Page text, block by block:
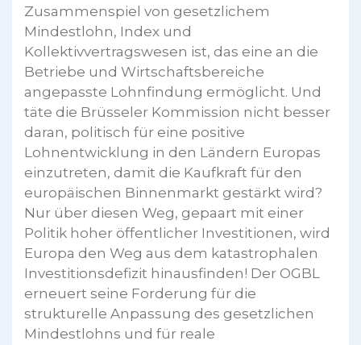
Zusammenspiel von gesetzlichem
Mindestlohn, Index und
Kollektivvertragswesen ist, das eine an die
Betriebe und Wirtschaftsbereiche
angepasste Lohnfindung ermöglicht. Und
täte die Brüsseler Kommission nicht besser
daran, politisch für eine positive
Lohnentwicklung in den Ländern Europas
einzutreten, damit die Kaufkraft für den
europäischen Binnenmarkt gestärkt wird?
Nur über diesen Weg, gepaart mit einer
Politik hoher öffentlicher Investitionen, wird
Europa den Weg aus dem katastrophalen
Investitionsdefizit hinausfinden! Der OGBL
erneuert seine Forderung für die
strukturelle Anpassung des gesetzlichen
Mindestlohns und für reale